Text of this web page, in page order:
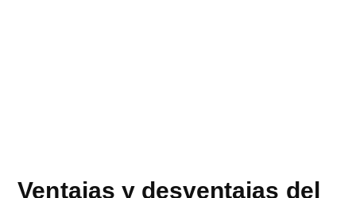
Ventajas y desventajas del